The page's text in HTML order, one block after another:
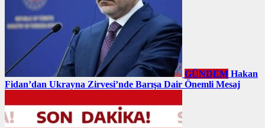
GÜNDEM Hakan
Fidan’dan Ukrayna Zirvesi’nde Barışa Dair Önemli Mesaj